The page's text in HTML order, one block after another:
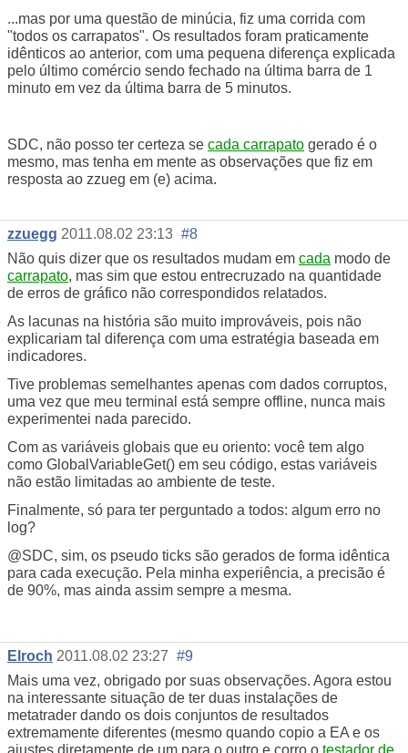
...mas por uma questão de minúcia, fiz uma corrida com
"todos os carrapatos". Os resultados foram praticamente
idênticos ao anterior, com uma pequena diferença explicada
pelo último comércio sendo fechado na última barra de 1
minuto em vez da última barra de 5 minutos.
SDC, não posso ter certeza se cada carrapato gerado é o
mesmo, mas tenha em mente as observações que fiz em
resposta ao zzueg em (e) acima.
zzuegg 2011.08.02 23:13 #8
Não quis dizer que os resultados mudam em cada modo de
carrapato, mas sim que estou entrecruzado na quantidade
de erros de gráfico não correspondidos relatados.
As lacunas na história são muito improváveis, pois não
explicariam tal diferença com uma estratégia baseada em
indicadores.
Tive problemas semelhantes apenas com dados corruptos,
uma vez que meu terminal está sempre offline, nunca mais
experimentei nada parecido.
Com as variáveis globais que eu oriento: você tem algo
como GlobalVariableGet() em seu código, estas variáveis
não estão limitadas ao ambiente de teste.
Finalmente, só para ter perguntado a todos: algum erro no
log?
@SDC, sim, os pseudo ticks são gerados de forma idêntica
para cada execução. Pela minha experiência, a precisão é
de 90%, mas ainda assim sempre a mesma.
Elroch 2011.08.02 23:27 #9
Mais uma vez, obrigado por suas observações. Agora estou
na interessante situação de ter duas instalações de
metatrader dando os dois conjuntos de resultados
extremamente diferentes (mesmo quando copio a EA e os
ajustes diretamente de um para o outro e corro o testador de